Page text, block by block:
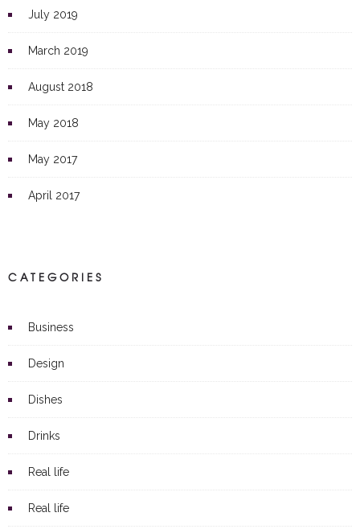
July 2019
March 2019
August 2018
May 2018
May 2017
April 2017
CATEGORIES
Business
Design
Dishes
Drinks
Real life
Real life